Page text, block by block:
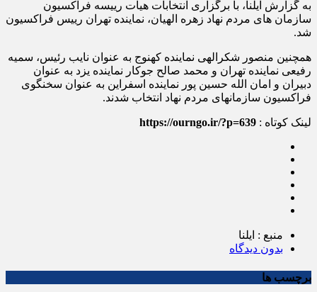
به گزارش ایلنا، با برگزاری انتخابات هیات رییسه فراکسیون
سازمان های مردم نهاد زهره الهیان، نماینده تهران رییس فراکسیون
شد.
همچنین منصور شکرالهی نماینده کهنوج به عنوان نایب رئیس، سمیه
رفیعی نماینده تهران و محمد صالح جوکار نماینده یزد به عنوان
دبیران و امان الله حسین پور نماینده اسفراین به عنوان سخنگوی
فراکسیون سازمانهای مردم نهاد انتخاب شدند.
لینک کوتاه : https://ourngo.ir/?p=639
منبع : ایلنا
بدون دیدگاه
برچسب ها